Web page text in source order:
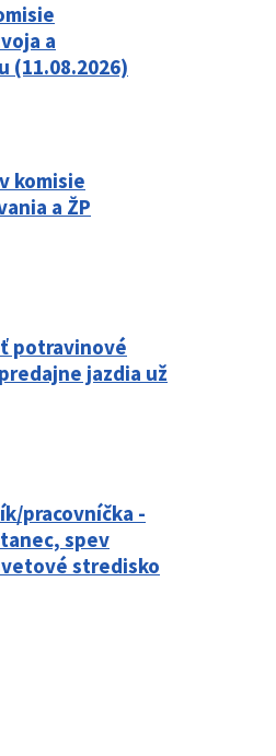
a
(11.08.2026)
komisie
a ŽP
potravinové
jazdia už
pracovníčka -
spev
stredisko